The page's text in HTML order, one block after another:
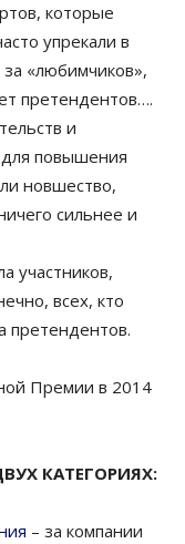
которые
упрекали в
«любимчиков»,
претендентов….
и
повышения
новшество,
сильнее и
участников,
всех, кто
претендентов.
Премии в 2014
КАТЕГОРИЯХ:
– за компании